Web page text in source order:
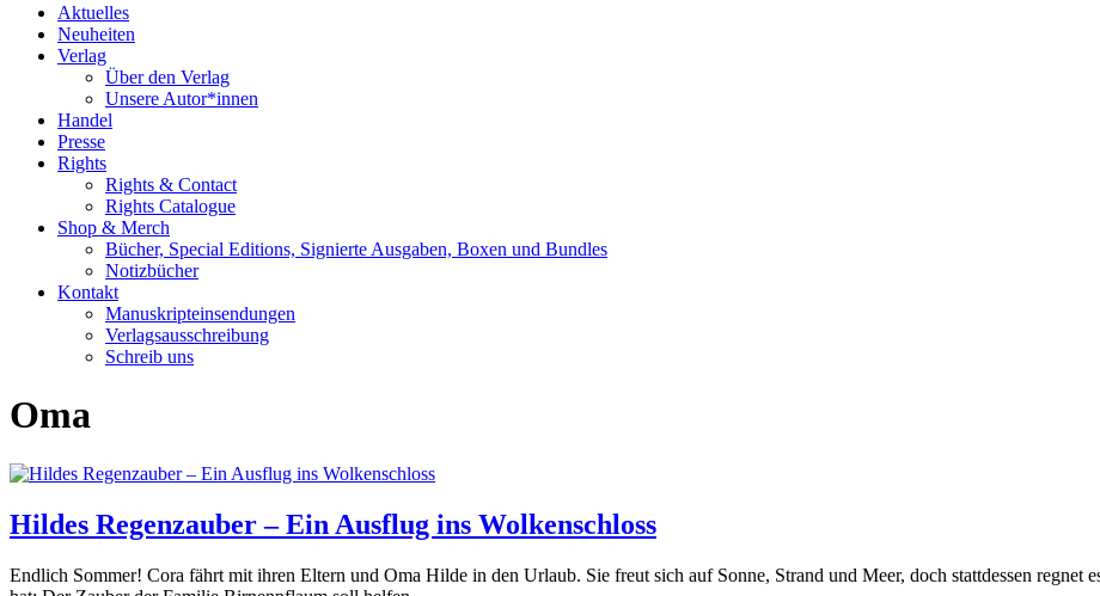
Aktuelles
Neuheiten
Verlag
Über den Verlag
Unsere Autor*innen
Handel
Presse
Rights
Rights & Contact
Rights Catalogue
Shop & Merch
Bücher, Special Editions, Signierte Ausgaben, Boxen und Bundles
Notizbücher
Kontakt
Manuskripteinsendungen
Verlagsausschreibung
Schreib uns
Oma
Hildes Regenzauber – Ein Ausflug ins Wolkenschloss
Endlich Sommer! Cora fährt mit ihren Eltern und Oma Hilde in den Urlaub. Sie freut sich auf Sonne, Strand und Meer, doch stattdessen regnet